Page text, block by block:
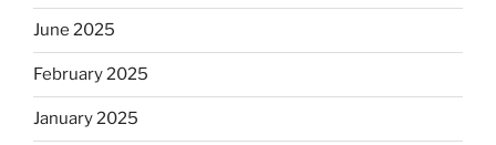
June 2025
February 2025
January 2025